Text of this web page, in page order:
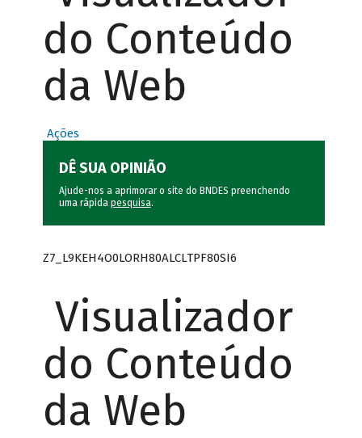
do Conteúdo
da Web
Ações
DÊ SUA OPINIÃO
Ajude-nos a aprimorar o site do BNDES preenchendo
uma rápida pesquisa.
Z7_L9KEH4O0LORH80ALCLTPF80SI6
Visualizador
do Conteúdo
da Web